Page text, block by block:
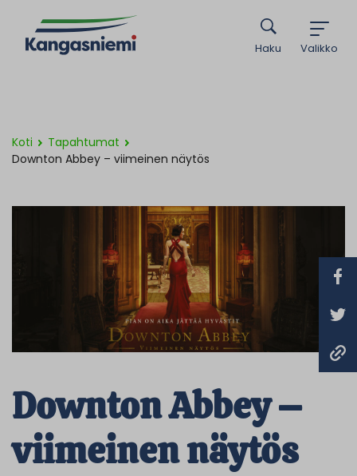
Valikko
Haku
Koti
Tapahtumat
Downton Abbey – viimeinen näytös
Downton Abbey –
viimeinen näytös